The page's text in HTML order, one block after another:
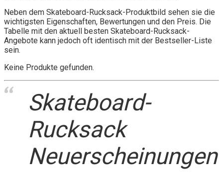
Neben dem Skateboard-Rucksack-Produktbild sehen sie die
wichtigsten Eigenschaften, Bewertungen und den Preis. Die
Tabelle mit den aktuell besten Skateboard-Rucksack-
Angebote kann jedoch oft identisch mit der Bestseller-Liste
sein.
Keine Produkte gefunden.
Skateboard-
Rucksack
Neuerscheinungen